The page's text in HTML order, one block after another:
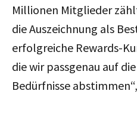
Millionen Mitglieder
die Auszeichnung als
erfolgreiche Rewards-
die wir passgenau auf
Bedürfnisse